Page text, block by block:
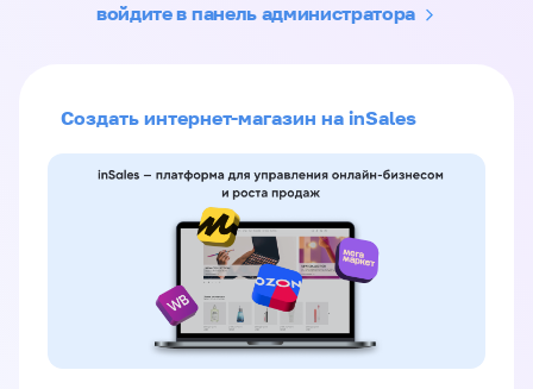
войдите в панель администратора
Создать интернет-магазин на inSales